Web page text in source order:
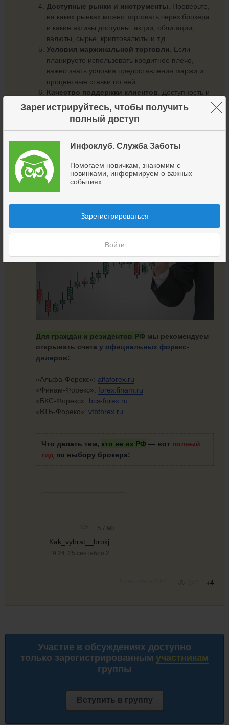
Зарегистрируйтесь, чтобы получить
полный доступ
Инфоклуб. Служба Заботы
Помогаем новичкам, знакомим с
новинками, информируем о важных
событиях.
Зарегистрироваться
Войти
×
Доступные рынки и инструменты . Проверьте,
на каких рынках можно торговать через брокера
и какие активы доступны: акции, облигации,
валюты, сырье, криптовалюты и т.д.
Условия маржинальной торговли . Если
планируете использовать кредитное плечо,
важно знать условия предоставления маржи и
процентные ставки по ней.
Качество поддержки клиентов . Доступность и
скорость реагирования службы поддержки могут
оказаться критическими в случае возникновения
технических или финансовых проблем.
клиентов, изучите историю компании, узнайте,
были ли у нее серьезные финансовые или
юридические проблемы.
Выбор брокера должен основываться на ваших
Для граждан и резидентов РФ мы рекомендуем
открывать счета у официальных форекс-
дилеров:
«Альфа-Форекс»: alfaforex.ru
«Финам-Форекс»: forex.finam.ru
«БКС-Форекс»: bcs-forex.ru
«ВТБ-Форекс»: vtbforex.ru
Что делать тем, кто не из РФ — вот полный
гид по выбору брокера:
5.7 Mb
PDF
+4
Участие в обсуждениях доступно
только зарегистрированным участникам
группы
Вступить в группу